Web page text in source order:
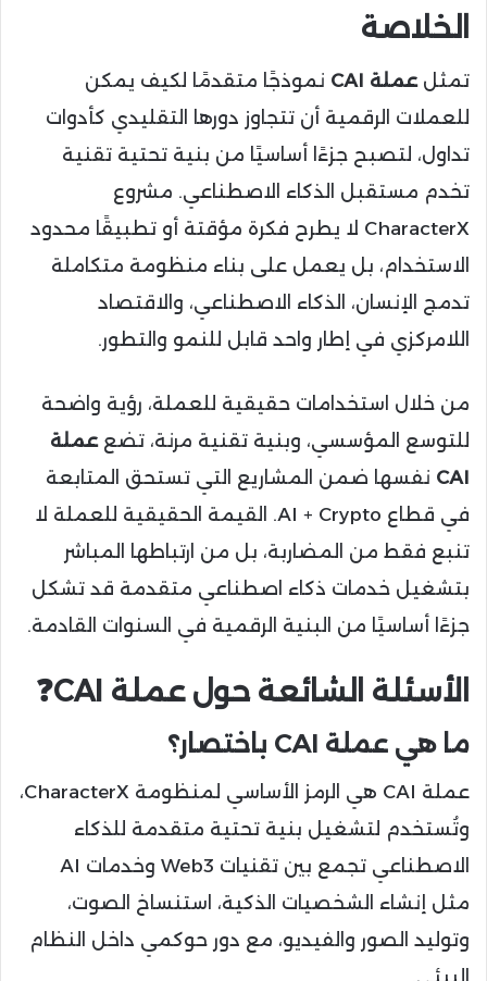
الخلاصة
تمثلعملة CAI
نموذجًا متقدمًا لكيف يمكن
للعملات الرقمية أن تتجاوز دورها التقليدي كأدوات
تداول، لتصبح جزءًا أساسيًا من بنية تحتية تقنية
تخدم مستقبل الذكاء الاصطناعي. مشروع
CharacterX لا يطرح فكرة مؤقتة أو تطبيقًا محدود
الاستخدام، بل يعمل على بناء منظومة متكاملة
تدمج الإنسان، الذكاء الاصطناعي، والاقتصاد
اللامركزي في إطار واحد قابل للنمو والتطور.
من خلال استخدامات حقيقية للعملة، رؤية واضحة
للتوسع المؤسسي، وبنية تقنية مرنة، تضععملة
CAI نفسها ضمن المشاريع التي تستحق المتابعة
في قطاع AI + Crypto. القيمة الحقيقية للعملة لا
تنبع فقط من المضاربة، بل من ارتباطها المباشر
بتشغيل خدمات ذكاء اصطناعي متقدمة قد تشكل
جزءًا أساسيًا من البنية الرقمية في السنوات القادمة.
الأسئلة الشائعة حول عملة CAI❓️
ما هي عملة CAI باختصار؟
عملة CAI هي الرمز الأساسي لمنظومة CharacterX،
وتُستخدم لتشغيل بنية تحتية متقدمة للذكاء
الاصطناعي تجمع بين تقنيات Web3 وخدمات AI
مثل إنشاء الشخصيات الذكية، استنساخ الصوت،
وتوليد الصور والفيديو، مع دور حوكمي داخل النظام